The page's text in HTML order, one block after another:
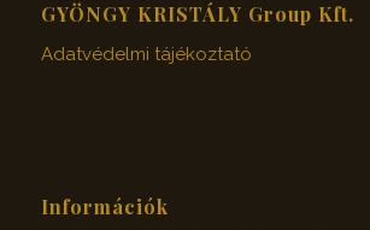
GYÖNGY KRISTÁLY Group Kft.
Adatvédelmi tájékoztató
Információk